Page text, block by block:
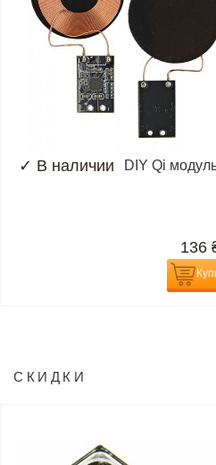
✓ В наличии
DIY Qi
136
СКИДКИ